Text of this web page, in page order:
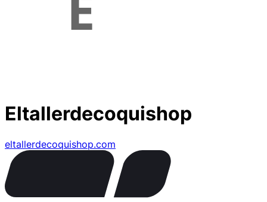
Eltallerdecoquishop
eltallerdecoquishop.com